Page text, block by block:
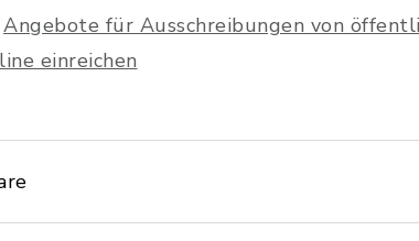
Angebote für Ausschreibungen von
einreichen